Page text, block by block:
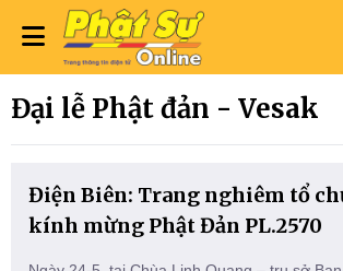
Đại lễ Phật đản - Vesak
Điện Biên: Trang nghiêm tổ
kính mừng Phật Đản PL.2570